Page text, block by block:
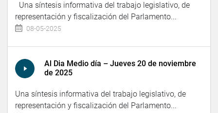
Una síntesis informativa del trabajo legislativo, de
representación y fiscalización del Parlamento...
08-05-2025
Al Dia Medio día – Jueves 20 de noviembre
de 2025
Una síntesis informativa del trabajo legislativo, de
representación y fiscalización del Parlamento...